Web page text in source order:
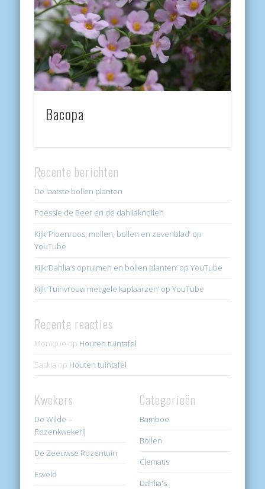
Bacopa
Recente berichten
De laatste bollen planten
Poessie de Beer en de dahliaknollen
Kijk ‘Pioenroos, mollen, bollen en zevenblad’ op
YouTube
Kijk ‘Dahlia’s opruimen en bollen planten’ op YouTube
Kijk ‘Tuinvrouw met gele kaplaarzen’ op YouTube
Recente reacties
Monique op Houten tuintafel
Saskia op Houten tuintafel
Kwekers
De Wilde –
Rozenkwekerij
De Zeeuwse Rozentuin
Esveld
Categorieën
Bamboe
Bollen
Clematis
Dahlia's